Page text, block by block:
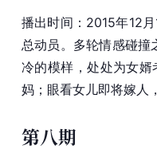
播出时间：2015年12
总动员。多轮情感碰
冷的模样，处处为女
妈；眼看女儿即将嫁人
第八期